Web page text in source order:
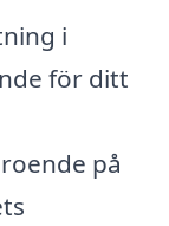
i
för ditt
på